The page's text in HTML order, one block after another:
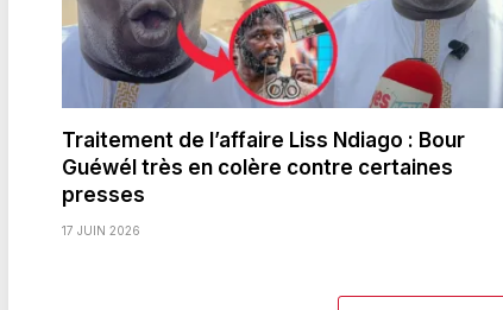
Traitement de l’affaire Liss Ndiago : Bour
Guéwél très en colère contre certaines
presses
17 JUIN 2026